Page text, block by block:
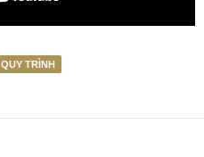
QUY TRÌNH